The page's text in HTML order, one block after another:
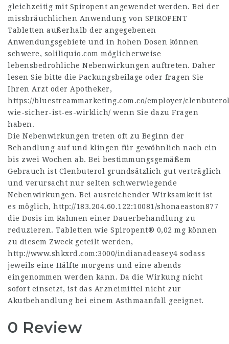
gleichzeitig mit Spiropent angewendet werden. Bei der
missbräuchlichen Anwendung von SPIROPENT
Tabletten außerhalb der angegebenen
Anwendungsgebiete und in hohen Dosen können
schwere, soliliquio.com möglicherweise
lebensbedrohliche Nebenwirkungen auftreten. Daher
lesen Sie bitte die Packungsbeilage oder fragen Sie
Ihren Arzt oder Apotheker,
https://bluestreammarketing.com.co/employer/
wie-sicher-ist-es-wirklich/ wenn Sie dazu Fragen
haben.
Die Nebenwirkungen treten oft zu Beginn der
Behandlung auf und klingen für gewöhnlich nach ein
bis zwei Wochen ab. Bei bestimmungsgemäßem
Gebrauch ist Clenbuterol grundsätzlich gut verträglich
und verursacht nur selten schwerwiegende
Nebenwirkungen. Bei ausreichender Wirksamkeit ist
es möglich, http://183.204.60.122:10081/shonaeaston877
die Dosis im Rahmen einer Dauerbehandlung zu
reduzieren. Tabletten wie Spiropent® 0,02 mg können
zu diesem Zweck geteilt werden,
http://www.shkxrd.com:3000/indianadeasey4 sodass
jeweils eine Hälfte morgens und eine abends
eingenommen werden kann. Da die Wirkung nicht
sofort einsetzt, ist das Arzneimittel nicht zur
Akutbehandlung bei einem Asthmaanfall geeignet.
0 Review